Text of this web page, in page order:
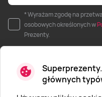
głównych
* Wyrażam zgodę na
osobowych określonych w
Prezenty.